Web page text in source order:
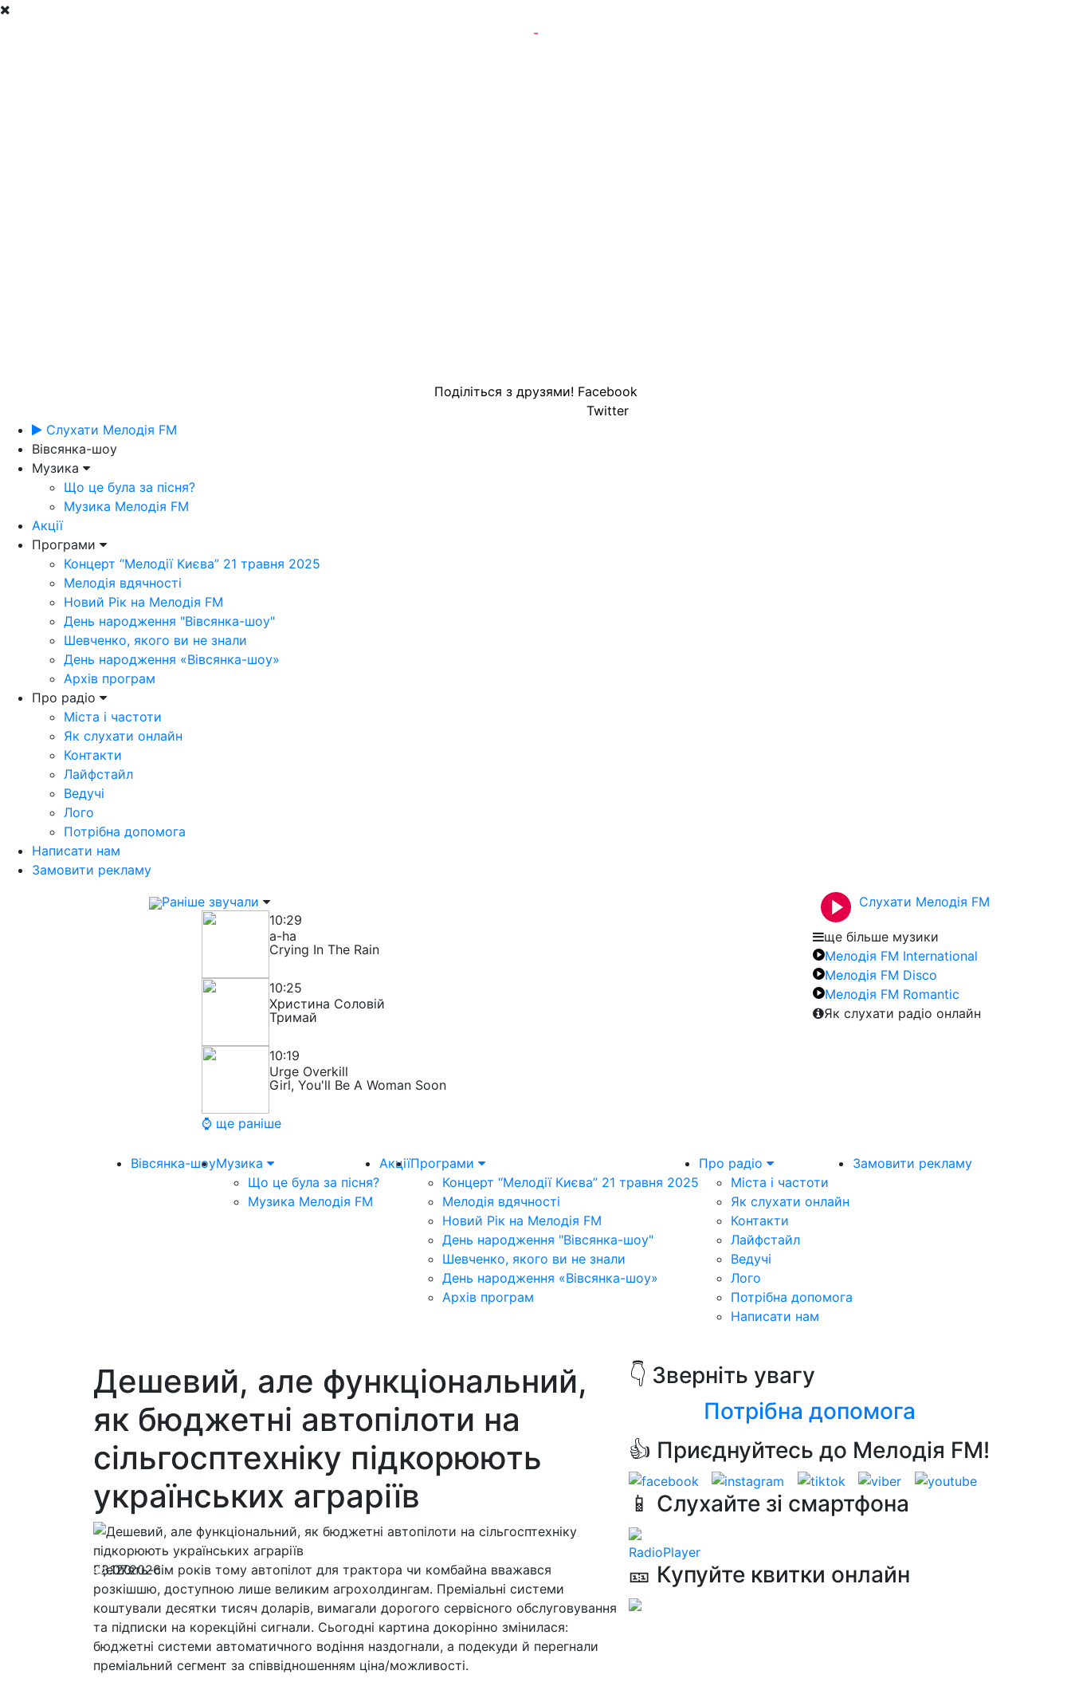
-
Поділіться з друзями! Facebook
Twitter
Слухати Мелодія FM
Вівсянка-шоу
Музика
Що це була за пісня?
Музика Мелодія FM
Акції
Програми
Концерт “Мелодії Києва” 21 травня 2025
Мелодія вдячності
Новий Рік на Мелодія FM
День народження "Вівсянка-шоу"
Шевченко, якого ви не знали
День народження «Вівсянка-шоу»
Архів програм
Про радіо
Міста і частоти
Як слухати онлайн
Контакти
Лайфстайл
Ведучі
Лого
Потрібна допомога
Написати нам
Замовити рекламу
Раніше звучали
10:29
a-ha
Crying In The Rain
10:25
Христина Соловій
Тримай
10:19
Urge Overkill
Girl, You'll Be A Woman Soon
⌚ ще раніше
Слухати Мелодія FM
ще більше музики
Мелодія FM International
Мелодія FM Disco
Мелодія FM Romantic
Як слухати радіо онлайн
Вівсянка-шоуМузика
Що це була за пісня?
Музика Мелодія FM
АкціїПрограми
Концерт “Мелодії Києва” 21 травня 2025
Мелодія вдячності
Новий Рік на Мелодія FM
День народження "Вівсянка-шоу"
Шевченко, якого ви не знали
День народження «Вівсянка-шоу»
Архів програм
Про радіо
Міста і частоти
Як слухати онлайн
Контакти
Лайфстайл
Ведучі
Лого
Потрібна допомога
Написати нам
Замовити рекламу
Дешевий, але функціональний,
як бюджетні автопілоти на
сільгосптехніку підкорюють
українських аграріїв
08.07.2026
120
Ще п'ять-сім років тому автопілот для трактора чи комбайна вважався
розкішшю, доступною лише великим агрохолдингам. Преміальні системи
коштували десятки тисяч доларів, вимагали дорогого сервісного обслуговування
та підписки на корекційні сигнали. Сьогодні картина докорінно змінилася:
бюджетні системи автоматичного водіння наздогнали, а подекуди й перегнали
преміальний сегмент за співвідношенням ціна/можливості.
👇 Зверніть увагу
Потрібна допомога
👍 Приєднуйтесь до Мелодія FM!
📱 Слухайте зі смартфона
RadioPlayer
🎫 Купуйте квитки онлайн